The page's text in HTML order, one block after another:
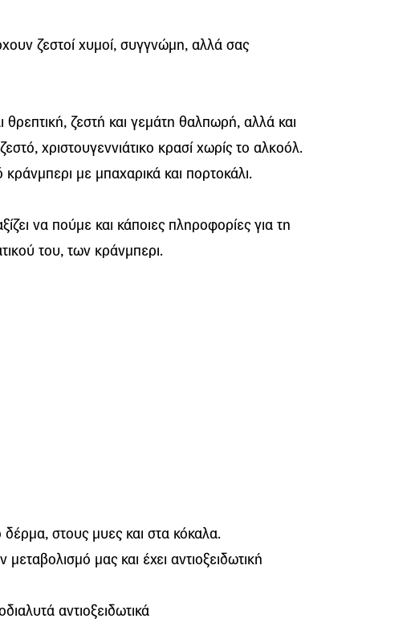
ζεστοί χυμοί, συγγνώμη, αλλά σας
θρεπτική, ζεστή και γεμάτη θαλπωρή, αλλά και
χριστουγεννιάτικο κρασί χωρίς το αλκοόλ.
με μπαχαρικά και πορτοκάλι.
να πούμε και κάποιες πληροφορίες για τη
του, των κράνμπερι.
δέρμα, στους μυες και στα κόκαλα.
μας και έχει αντιοξειδωτική
αντιοξειδωτικά